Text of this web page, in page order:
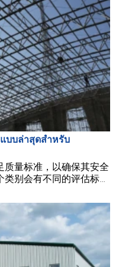
บบล่าสุดสำหรับ
质量标准，以确保其安全
类别会有不同的评估标